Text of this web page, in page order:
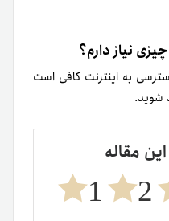
نیاز دارم؟
به اینترنت کافی است
شوید.
مقاله
2
1